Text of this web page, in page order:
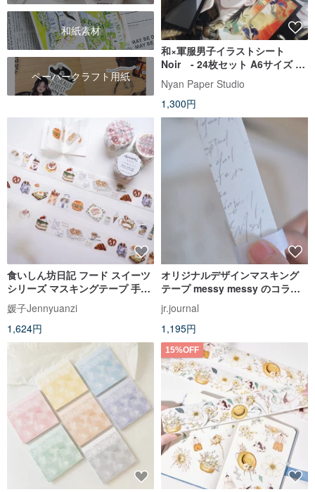
和紙素材
ペーパークラフト用紙
和×軍服男子イラストシート
Noir - 24枚セット A6サイズ 印
刷所仕上げ おすそ分けファイル
コレクション向け 非粘着
Nyan Paper Studio
1,300円
食いしん坊日記 フード スイーツ
シリーズ マスキングテープ 手帳
素材
媛子Jennyuanzi
1,624円
オリジナルデザインマスキング
テープ messy messy のコラー
ジュに
jr.journal
1,195円
15%OFF